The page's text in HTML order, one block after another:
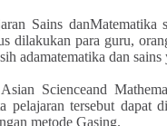
Sains
dilakukan para guru,
adamatematika dan
Scienceand
pelajaran tersebut dapat
metode Gasing.